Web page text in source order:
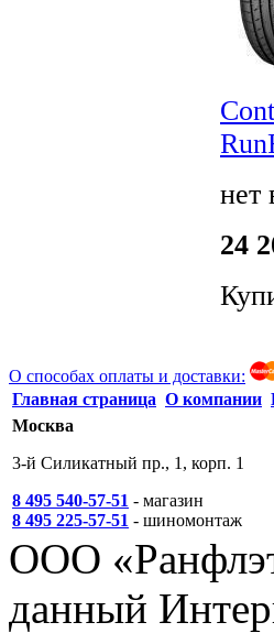
нет
24
О способах оплаты и доставки:
Главная страница О компании
Москва
3-й Силикатный пр., 1, корп. 1
8 495 540-57-51 - магазин
8 495 225-57-51 - шиномонтаж
ООО
данный